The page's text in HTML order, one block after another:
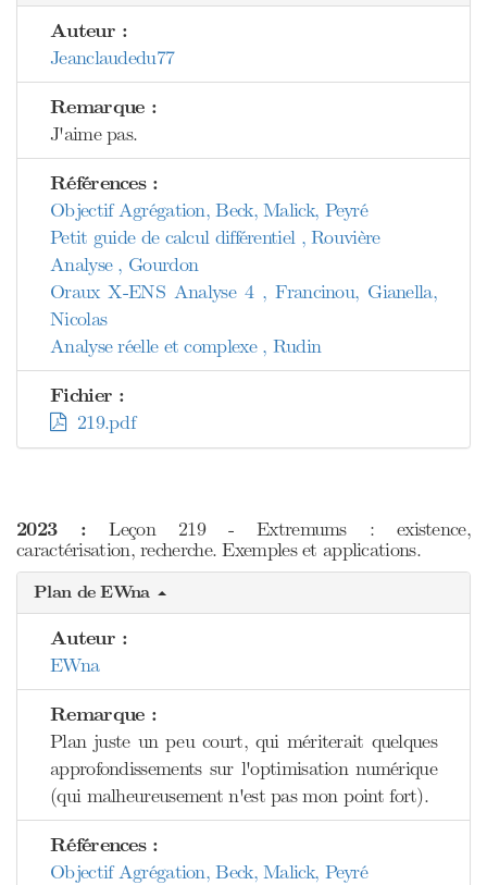
Auteur :
Jeanclaudedu77
Remarque :
J'aime pas.
Références :
Objectif Agrégation, Beck, Malick, Peyré
Petit guide de calcul différentiel , Rouvière
Analyse , Gourdon
Oraux X-ENS Analyse 4 , Francinou, Gianella,
Nicolas
Analyse réelle et complexe , Rudin
Fichier :
219.pdf
2023 : Leçon 219 - Extremums : existence,
caractérisation, recherche. Exemples et applications.
Plan de EWna
Auteur :
EWna
Remarque :
Plan juste un peu court, qui mériterait quelques
approfondissements sur l'optimisation numérique
(qui malheureusement n'est pas mon point fort).
Références :
Objectif Agrégation, Beck, Malick, Peyré